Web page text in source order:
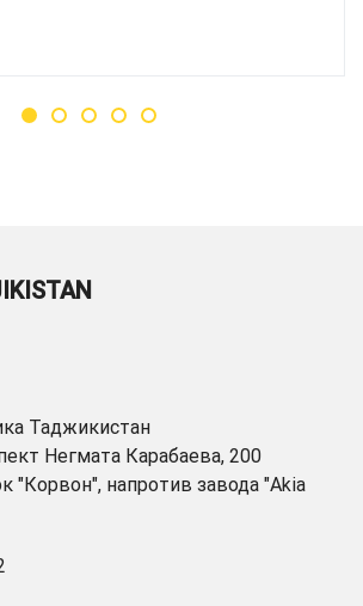
Таджикистан
Негмата Карабаева, 200
"Корвон", напротив завода "Akia